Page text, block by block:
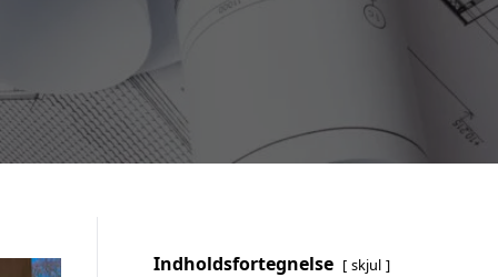
Indholdsfortegnelse skjul